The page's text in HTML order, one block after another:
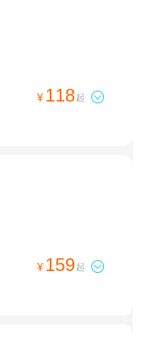
¥ 118起 
¥ 159起 